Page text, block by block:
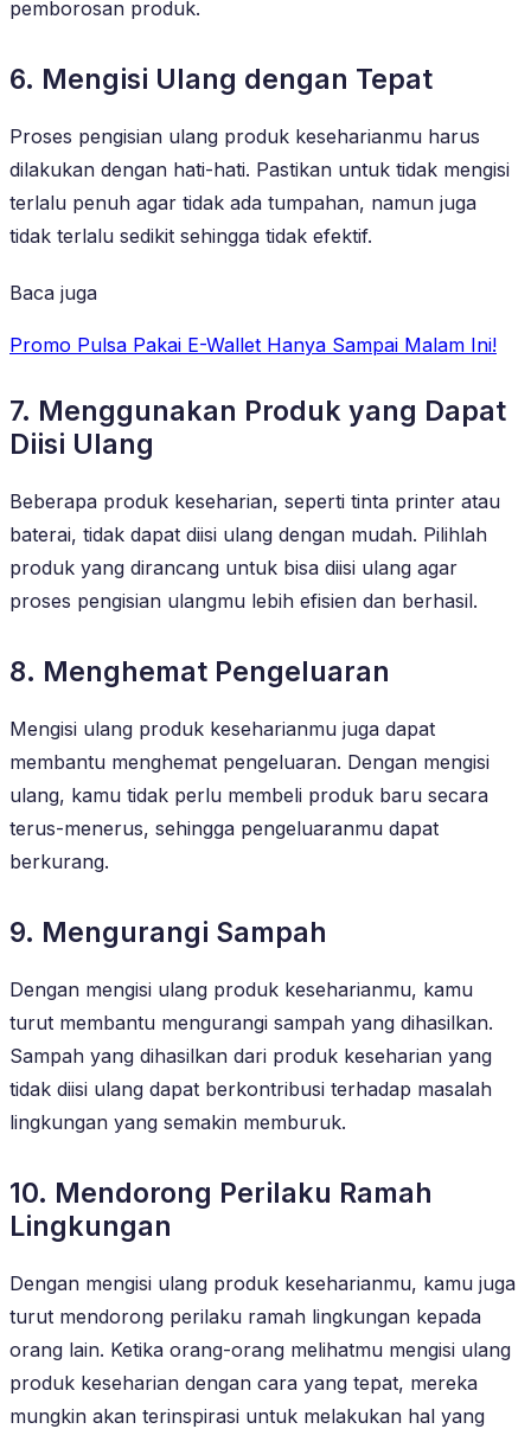
pemborosan produk.
6. Mengisi Ulang dengan Tepat
Proses pengisian ulang produk keseharianmu harus
dilakukan dengan hati-hati. Pastikan untuk tidak mengisi
terlalu penuh agar tidak ada tumpahan, namun juga
tidak terlalu sedikit sehingga tidak efektif.
Baca juga
Promo Pulsa Pakai E-Wallet Hanya Sampai Malam Ini!
7. Menggunakan Produk yang Dapat
Diisi Ulang
Beberapa produk keseharian, seperti tinta printer atau
baterai, tidak dapat diisi ulang dengan mudah. Pilihlah
produk yang dirancang untuk bisa diisi ulang agar
proses pengisian ulangmu lebih efisien dan berhasil.
8. Menghemat Pengeluaran
Mengisi ulang produk keseharianmu juga dapat
membantu menghemat pengeluaran. Dengan mengisi
ulang, kamu tidak perlu membeli produk baru secara
terus-menerus, sehingga pengeluaranmu dapat
berkurang.
9. Mengurangi Sampah
Dengan mengisi ulang produk keseharianmu, kamu
turut membantu mengurangi sampah yang dihasilkan.
Sampah yang dihasilkan dari produk keseharian yang
tidak diisi ulang dapat berkontribusi terhadap masalah
lingkungan yang semakin memburuk.
10. Mendorong Perilaku Ramah
Lingkungan
Dengan mengisi ulang produk keseharianmu, kamu juga
turut mendorong perilaku ramah lingkungan kepada
orang lain. Ketika orang-orang melihatmu mengisi ulang
produk keseharian dengan cara yang tepat, mereka
mungkin akan terinspirasi untuk melakukan hal yang